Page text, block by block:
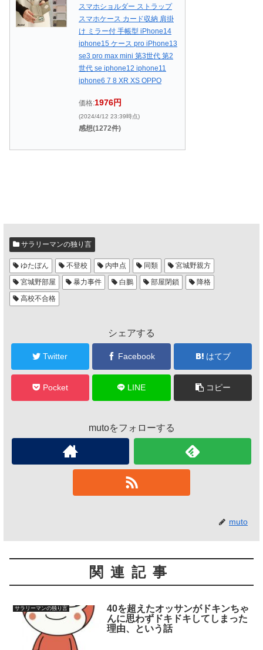
スマホショルダー ストラップ
スマホケース カード収納 肩掛
け ミラー付 手帳型 iPhone14
iphone15 ケース pro iPhone13
se3 pro max mini 第3世代 第2
世代 se iphone12 iphone11
iphone6 7 8 XR XS OPPO
価格:1976円
(2024/4/12 23:39時点)
感想(1272件)
サラリーマンの独り言
ゆたぼん 不登校 内申点 同類
宮城野親方
宮城野部屋
暴力事件 白鵬 部屋閉鎖
降格
高校不合格
シェアする
Twitter Facebook はてブ
Pocket LINE コピー
mutoをフォローする
muto
関連記事
サラリーマンの独り言
40を超えたオッサンがドキンちゃ
んに思わずドキドキしてしまった
理由、という話